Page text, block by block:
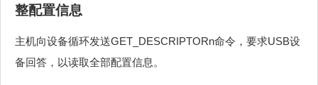
整配置信息
主机向设备循环发送GET_DESCRIPTORn命令，要求USB设
备回答，以读取全部配置信息。